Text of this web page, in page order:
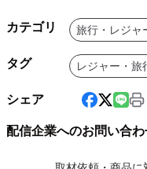
カテゴリ 旅行・レジャ
タグ レジャー・旅
シェア
配信企業へのお問い合わ